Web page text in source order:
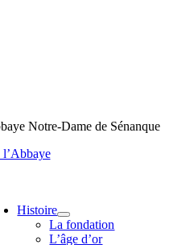
Notre-Dame de Sénanque
Histoire
La fondation
L’âge d’or